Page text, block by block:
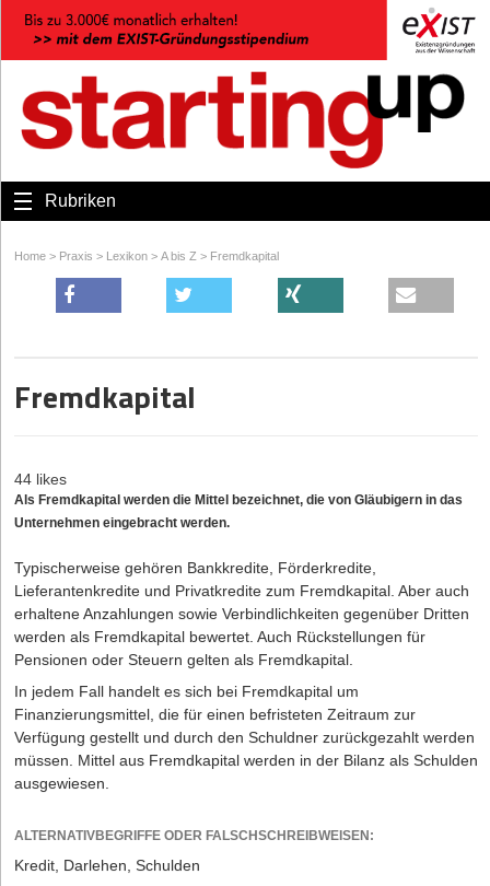
Rubriken
Home > Praxis > Lexikon > A bis Z > Fremdkapital
Fremdkapital
44 likes
Als Fremdkapital werden die Mittel bezeichnet, die von Gläubigern in das
Unternehmen eingebracht werden.
Typischerweise gehören Bankkredite, Förderkredite,
Lieferantenkredite und Privatkredite zum Fremdkapital. Aber auch
erhaltene Anzahlungen sowie Verbindlichkeiten gegenüber Dritten
werden als Fremdkapital bewertet. Auch Rückstellungen für
Pensionen oder Steuern gelten als Fremdkapital.
In jedem Fall handelt es sich bei Fremdkapital um
Finanzierungsmittel, die für einen befristeten Zeitraum zur
Verfügung gestellt und durch den Schuldner zurückgezahlt werden
müssen. Mittel aus Fremdkapital werden in der Bilanz als Schulden
ausgewiesen.
ALTERNATIVBEGRIFFE ODER FALSCHSCHREIBWEISEN:
Kredit, Darlehen, Schulden